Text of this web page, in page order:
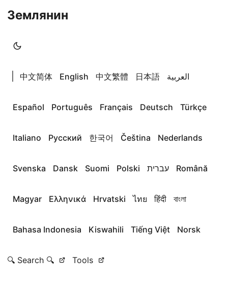
Землянин
中文简体 English 中文繁體 日本語 العربية
Español Português Français Deutsch Türkçe
Italiano Русский 한국어 Čeština Nederlands
Svenska Dansk Suomi Polski עברית Română
Magyar Ελληνικά Hrvatski ไทย हिंदी বাংলা
Bahasa Indonesia Kiswahili Tiếng Việt Norsk
🔍 Search 🔍 Tools